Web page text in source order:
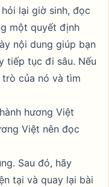
lại giờ sinh, đọc
một quyết định
nội dung giúp bạn
tiếp tục đi sâu. Nếu
trò của nó và tìm
hương Việt
Việt nên đọc
Sau đó, hãy
tại và quay lại bài